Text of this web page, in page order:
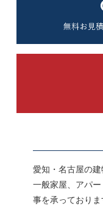
愛知・名古屋の建
一般家屋、アパ
事を承っており